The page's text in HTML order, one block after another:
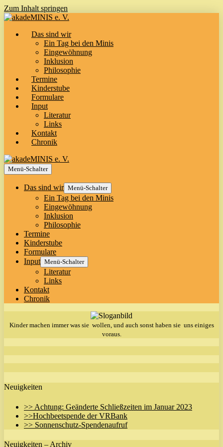
Zum Inhalt springen
Das sind wir
Ein Tag bei den Minis
Eingewöhnung
Inklusion
Philosophie
Termine
Kinderstube
Formulare
Input
Literatur
Links
Kontakt
Chronik
Menü-Schalter
Das sind wir Menü-Schalter
Ein Tag bei den Minis
Eingewöhnung
Inklusion
Philosophie
Termine
Kinderstube
Formulare
Input Menü-Schalter
Literatur
Links
Kontakt
Chronik
Kinder machen immer was sie wollen, und auch sonst haben sie uns einiges
voraus.
Neuigkeiten
>> Achtung: Geänderte Schließzeiten im Januar 2023
>>Hochbeetspende der VRBank
>> Sonnenschutz-Spendenaufruf
Neuigkeiten – Archiv